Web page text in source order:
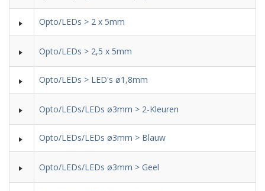
Opto/LEDs > 2 x 5mm
Opto/LEDs > 2,5 x 5mm
Opto/LEDs > LED's ø1,8mm
Opto/LEDs/LEDs ø3mm > 2-Kleuren
Opto/LEDs/LEDs ø3mm > Blauw
Opto/LEDs/LEDs ø3mm > Geel